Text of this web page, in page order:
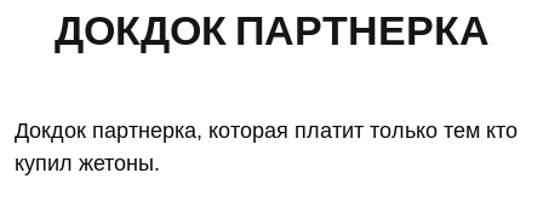
ДОКДОК ПАРТНЕРКА
Докдок партнерка, которая платит только тем кто
купил жетоны.